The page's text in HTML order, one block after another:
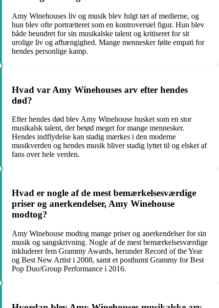
Amy Winehouses liv og musik blev fulgt tæt af medierne, og
hun blev ofte portrætteret som en kontroversiel figur. Hun blev
både beundret for sin musikalske talent og kritiseret for sit
urolige liv og afhængighed. Mange mennesker følte empati for
hendes personlige kamp.
Hvad var Amy Winehouses arv efter hendes
død?
Efter hendes død blev Amy Winehouse husket som en stor
musikalsk talent, der betød meget for mange mennesker.
Hendes indflydelse kan stadig mærkes i den moderne
musikverden og hendes musik bliver stadig lyttet til og elsket af
fans over hele verden.
Hvad er nogle af de mest bemærkelsesværdige
priser og anerkendelser, Amy Winehouse
modtog?
Amy Winehouse modtog mange priser og anerkendelser for sin
musik og sangskrivning. Nogle af de mest bemærkelsesværdige
inkluderer fem Grammy Awards, herunder Record of the Year
og Best New Artist i 2008, samt et posthumt Grammy for Best
Pop Duo/Group Performance i 2016.